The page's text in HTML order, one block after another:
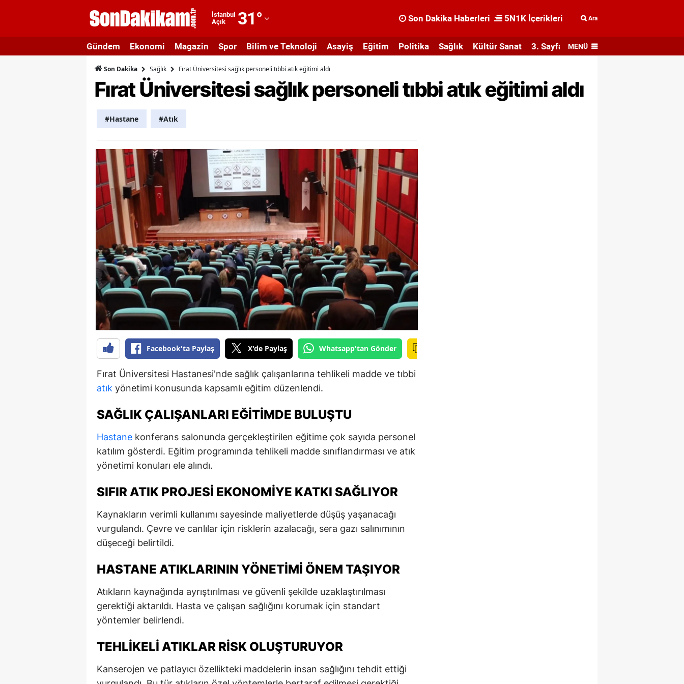
İstanbul
Açık
31°
Adıyaman
Afyonkarahisar
Ağrı
Antalya
Artvin
Aydın
Balıkesir
Bilecik
Bingöl
Bitlis
Bolu
Burdur
Bursa
Çankırı
Çorum
Diyarbakır
Elazığ
Erzincan
Erzurum
Gaziantep
Giresun
Gümüşhane
Isparta
Son Dakika Haberleri 5N1K İçerikleri Ara
Gündem Ekonomi Magazin Spor Bilim ve Teknoloji Asayiş Eğitim Politika Sağlık Kültür Sanat 3. Sayfa MENÜ
Son Dakika Sağlık Fırat Üniversitesi sağlık personeli tıbbi atık eğitimi aldı
Fırat Üniversitesi sağlık personeli tıbbi atık eğitimi aldı
#Hastane #Atık
Facebook'ta Paylaş X'de Paylaş Whatsapp'tan Gönder
Fırat Üniversitesi Hastanesi'nde sağlık çalışanlarına tehlikeli madde ve tıbbi
atık yönetimi konusunda kapsamlı eğitim düzenlendi.
SAĞLIK ÇALIŞANLARI EĞITIMDE BULUŞTU
Hastane konferans salonunda gerçekleştirilen eğitime çok sayıda personel
katılım gösterdi. Eğitim programında tehlikeli madde sınıflandırması ve atık
yönetimi konuları ele alındı.
SIFIR ATIK PROJESI EKONOMIYE KATKI SAĞLIYOR
Kaynakların verimli kullanımı sayesinde maliyetlerde düşüş yaşanacağı
vurgulandı. Çevre ve canlılar için risklerin azalacağı, sera gazı salınımının
düşeceği belirtildi.
HASTANE ATIKLARININ YÖNETIMI ÖNEM TAŞIYOR
Atıkların kaynağında ayrıştırılması ve güvenli şekilde uzaklaştırılması
gerektiği aktarıldı. Hasta ve çalışan sağlığını korumak için standart
yöntemler belirlendi.
TEHLIKELI ATIKLAR RISK OLUŞTURUYOR
Kanserojen ve patlayıcı özellikteki maddelerin insan sağlığını tehdit ettiği